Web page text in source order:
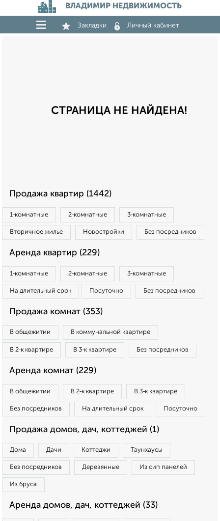
ВЛАДИМИР НЕДВИЖИМОСТЬ
Закладки Личный кабинет
СТРАНИЦА НЕ НАЙДЕНА!
Продажа квартир (1442)
1‑комнатные 2‑комнатные 3‑комнатные
Вторичное жилье Новостройки Без посредников
Аренда квартир (229)
1‑комнатные 2‑комнатные 3‑комнатные
На длительный срок Посуточно Без посредников
Продажа комнат (353)
В общежитии В коммунальной квартире
В 2‑к квартире В 3‑к квартире Без посредников
Аренда комнат (229)
В общежитии В 2‑к квартире В 3‑к квартире
Без посредников На длительный срок Посуточно
Продажа домов, дач, коттеджей (1)
Дома Дачи Коттеджи Таунхаусы
Без посредников Деревянные Из сип панелей
Из бруса
Аренда домов, дач, коттеджей (33)